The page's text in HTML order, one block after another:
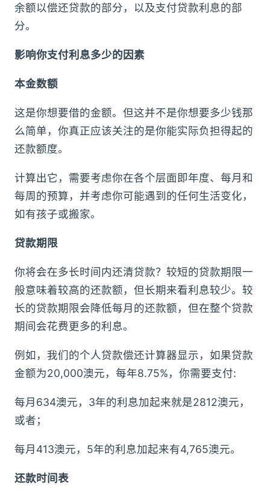
余额以偿还贷款的部分，以及支付贷款利息的部
分。
影响你支付利息多少的因素
本金数额
这是你想要借的金额。但这并不是你想要多少钱那
么简单，你真正应该关注的是你能实际负担得起的
还款额度。
计算出它，需要考虑你在各个层面即年度、每月和
每周的预算，并考虑你可能遇到的任何生活变化，
如有孩子或搬家。
贷款期限
你将会在多长时间内还清贷款？较短的贷款期限一
般意味着较高的还款额，但长期来看利息较少。较
长的贷款期限会降低每月的还款额，但在整个贷款
期间会花费更多的利息。
例如，我们的个人贷款偿还计算器显示，如果贷款
金额为20,000澳元，每年8.75%，你需要支付:
每月634澳元，3年的利息加起来就是2812澳元，
或者；
每月413澳元，5年的利息加起来有4,765澳元。
还款时间表